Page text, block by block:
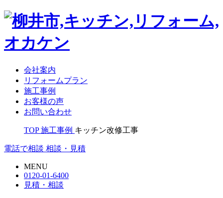
会社案内
リフォームプラン
施工事例
お客様の声
お問い合わせ
TOP 施工事例 キッチン改修工事
電話で相談 相談・見積
MENU
0120-01-6400
見積・相談